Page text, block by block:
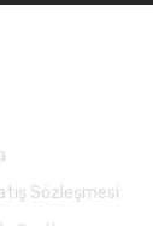
Sözleşmesi